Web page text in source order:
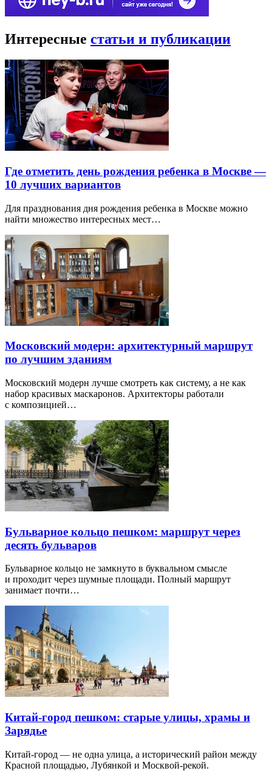
Интересные статьи и публикации
Где отметить день рождения ребенка в Москве —
10 лучших вариантов
Для празднования дня рождения ребенка в Москве можно
найти множество интересных мест…
Московский модерн: архитектурный маршрут
по лучшим зданиям
Московский модерн лучше смотреть как систему, а не как
набор красивых маскаронов. Архитекторы работали
с композицией…
Бульварное кольцо пешком: маршрут через
десять бульваров
Бульварное кольцо не замкнуто в буквальном смысле
и проходит через шумные площади. Полный маршрут
занимает почти…
Китай-город пешком: старые улицы, храмы и
Зарядье
Китай-город — не одна улица, а исторический район между
Красной площадью, Лубянкой и Москвой-рекой.